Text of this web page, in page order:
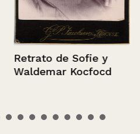
Retrato de Sofie y
Waldemar Kocfocd